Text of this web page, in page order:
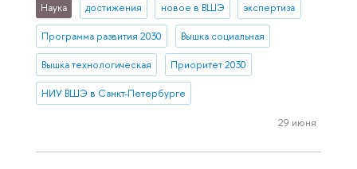
Наука достижения новое в ВШЭ экспертиза
Программа развития 2030 Вышка социальная
Вышка технологическая Приоритет 2030
НИУ ВШЭ в Санкт-Петербурге
29 июня